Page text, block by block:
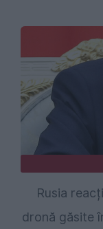
Rusia
dronă găsite